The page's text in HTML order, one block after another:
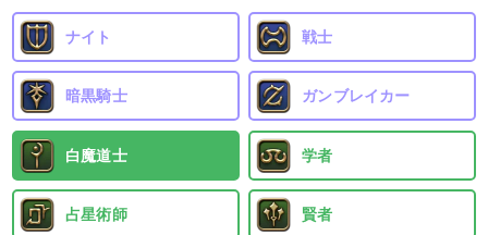
ナイト 戦士
暗黒騎士 ガンブレイカー
白魔道士 学者
占星術師 賢者